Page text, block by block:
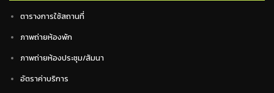
ตารางการใช้สถานที่
ภาพถ่ายห้องพัก
ภาพถ่ายห้องประชุม/สัมนา
อัตราค่าบริการ